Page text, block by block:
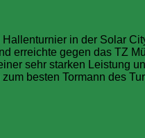
in der Solar
erreichte gegen das TZ
sehr starken Leistung
besten Tormann des